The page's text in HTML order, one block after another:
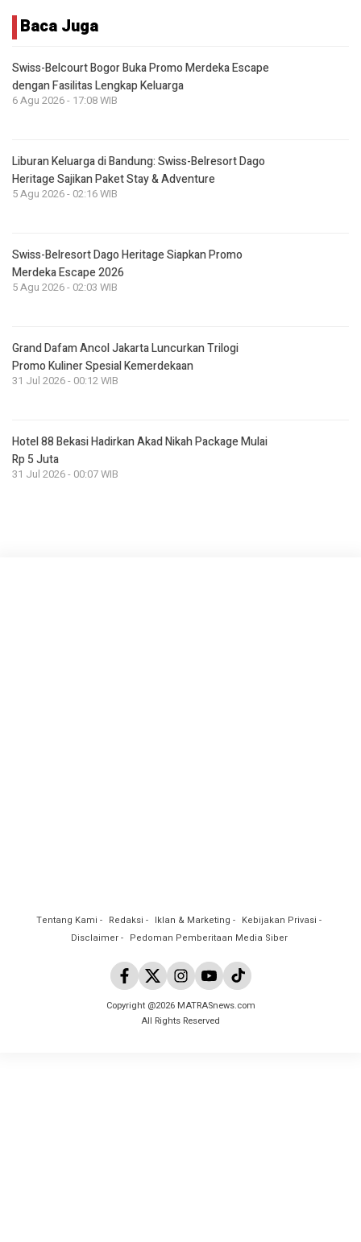
Baca Juga
Swiss-Belcourt Bogor Buka Promo Merdeka Escape
dengan Fasilitas Lengkap Keluarga
6 Agu 2026 - 17:08 WIB
Liburan Keluarga di Bandung: Swiss-Belresort Dago
Heritage Sajikan Paket Stay & Adventure
5 Agu 2026 - 02:16 WIB
Swiss-Belresort Dago Heritage Siapkan Promo
Merdeka Escape 2026
5 Agu 2026 - 02:03 WIB
Grand Dafam Ancol Jakarta Luncurkan Trilogi
Promo Kuliner Spesial Kemerdekaan
31 Jul 2026 - 00:12 WIB
Hotel 88 Bekasi Hadirkan Akad Nikah Package Mulai
Rp 5 Juta
31 Jul 2026 - 00:07 WIB
Tentang Kami Redaksi Iklan & Marketing
Kebijakan Privasi
Disclaimer
Pedoman Pemberitaan Media Siber
Copyright @2026 MATRASnews.com
All Rights Reserved